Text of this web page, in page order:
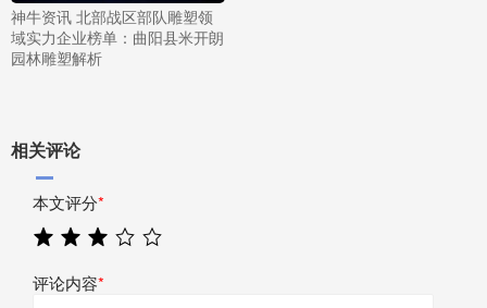
神牛资讯 北部战区部队雕塑领
域实力企业榜单：曲阳县米开朗
园林雕塑解析
相关评论
本文评分*
评论内容*